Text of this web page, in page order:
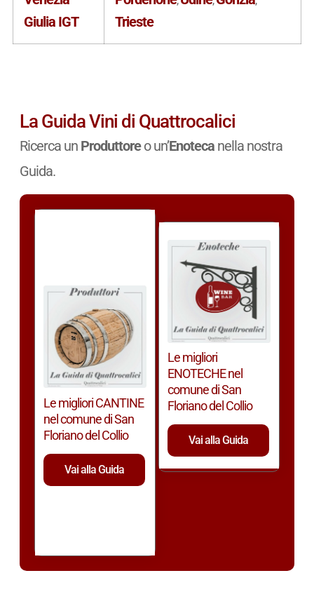
Giulia IGT
Trieste
La Guida Vini di Quattrocalici
Ricerca un Produttoreo un’Enotecanella nostra
Guida.
Le migliori CANTINE
nel comune di San
Floriano del Collio
Vai alla Guida
Le migliori
ENOTECHE nel
comune di San
Floriano del Collio
Vai alla Guida